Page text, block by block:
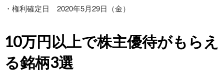
・権利確定日 2020年5月29日（金）
10万円以上で株主優待がもらえ
る銘柄3選